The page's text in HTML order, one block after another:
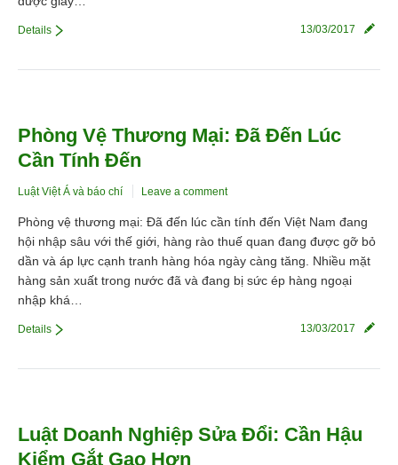
13/03/2017
Details
Phòng Vệ Thương Mại: Đã Đến Lúc
Cần Tính Đến
Luật Việt Á và báo chí Leave a comment
Phòng vệ thương mại: Đã đến lúc cần tính đến Việt Nam đang
hội nhập sâu với thế giới, hàng rào thuế quan đang được gỡ bỏ
dần và áp lực cạnh tranh hàng hóa ngày càng tăng. Nhiều mặt
hàng sản xuất trong nước đã và đang bị sức ép hàng ngoại
nhập khá…
13/03/2017
Details
Luật Doanh Nghiệp Sửa Đổi: Cần Hậu
Kiểm Gắt Gao Hơn